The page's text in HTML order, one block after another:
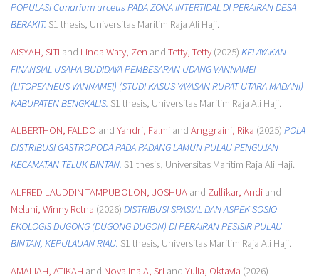
POPULASI Canarium urceus PADA ZONA INTERTIDAL DI PERAIRAN DESA
BERAKIT. S1 thesis, Universitas Maritim Raja Ali Haji.
AISYAH, SITI and Linda Waty, Zen and Tetty, Tetty(2025) KELAYAKAN
FINANSIAL USAHA BUDIDAYA PEMBESARAN UDANG VANNAMEI
(LITOPEANEUS VANNAMEI) (STUDI KASUS YAYASAN RUPAT UTARA MADANI)
KABUPATEN BENGKALIS. S1 thesis, Universitas Maritim Raja Ali Haji.
ALBERTHON, FALDO and Yandri, Falmiand Anggraini, Rika (2025) POLA
DISTRIBUSI GASTROPODA PADA PADANG LAMUN PULAU PENGUJAN
KECAMATAN TELUK BINTAN. S1 thesis, Universitas Maritim Raja Ali Haji.
ALFRED LAUDDIN TAMPUBOLON, JOSHUAand Zulfikar, Andiand
Melani, Winny Retna (2026) DISTRIBUSI SPASIAL DAN ASPEK SOSIO-
EKOLOGIS DUGONG (DUGONG DUGON) DI PERAIRAN PESISIR PULAU
BINTAN, KEPULAUAN RIAU. S1 thesis, Universitas Maritim Raja Ali Haji.
AMALIAH, ATIKAH and Novalina A, Sriand Yulia, Oktavia (2026)